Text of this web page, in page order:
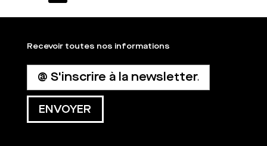
Recevoir toutes nos informations